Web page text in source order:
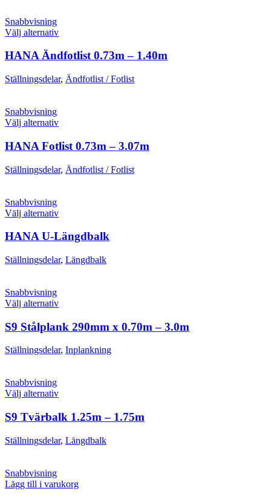
kan
väljas
på
produktsidan
Snabbvisning
Välj alternativDen
produkten
flera
varianter.
alternativen
kan
väljas
på
produktsidan
HANA Ändfotlist 0.73m – 1.40m
Ställningsdelar, Ändfotlist / Fotlist
Snabbvisning
Välj alternativDen
produkten
har
flera
varianter.
kan
väljas
på
HANA Fotlist 0.73m – 3.07m
Ställningsdelar, Ändfotlist / Fotlist
Snabbvisning
Välj alternativDen
produkten
flera
varianter.
alternativen
kan
väljas
på
HANA U-Längdbalk
Ställningsdelar, Längdbalk
Snabbvisning
Välj alternativDen
produkten
har
flera
varianter.
alternativen
kan
väljas
på
S9 Stålplank 290mm x 0.70m – 3.0m
Ställningsdelar, Inplankning
Snabbvisning
Välj alternativDen
produkten
har
flera
varianter.
alternativen
kan
S9 Tvärbalk 1.25m – 1.75m
Ställningsdelar, Längdbalk
Snabbvisning
Lägg till i varukorg